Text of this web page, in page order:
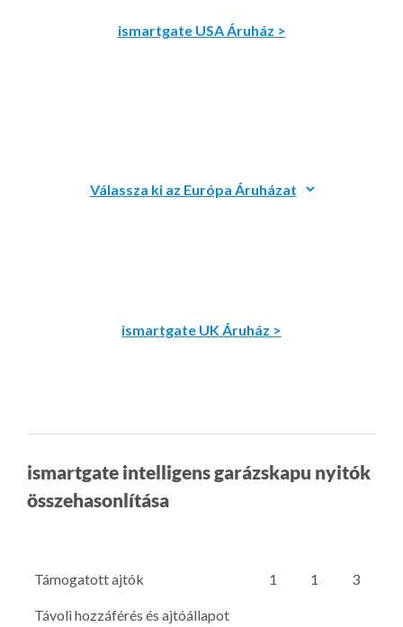
ismartgate USA Áruház >
ismartgate UK Áruház >
ismartgate intelligens garázskapu nyitók
összehasonlítása
Támogatott ajtók 1 1 3
Távoli hozzáférés és ajtóállapot